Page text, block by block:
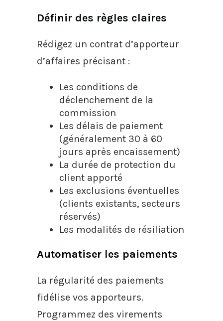
Définir des règles claires
Rédigez un contrat d’apporteur
d’affaires précisant :
Les conditions de
déclenchement de la
commission
Les délais de paiement
(généralement 30 à 60
jours après encaissement)
La durée de protection du
client apporté
Les exclusions éventuelles
(clients existants, secteurs
réservés)
Les modalités de résiliation
Automatiser les paiements
La régularité des paiements
fidélise vos apporteurs.
Programmez des virements